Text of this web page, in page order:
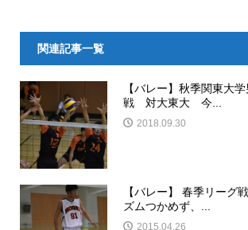
関連記事一覧
【バレー】秋季関東大
戦 対大東大 今...
2018.09.30
【バレー】 春季リー
ズムつかめず、...
2015.04.26